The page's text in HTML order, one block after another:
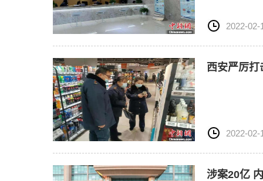
2022-02-
西安严厉
2022-02-
涉案20亿